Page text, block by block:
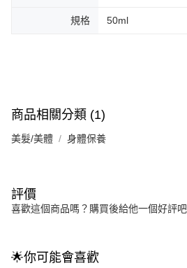
規格 50ml
商品相關分類 (1)
美髮/美體 身體保養
評價
喜歡這個商品嗎？購買後給他一個好評吧
🌟你可能會喜歡